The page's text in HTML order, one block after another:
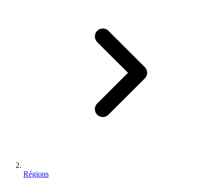
Régions